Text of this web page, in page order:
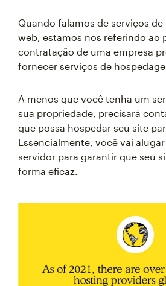
Quando falamos de serviços
web, estamos nos referindo ao
contratação de uma empresa
fornecer serviços de
A menos que você tenha um
sua propriedade, precisará
que possa hospedar seu site
Essencialmente, você vai
servidor para garantir que seu
forma eficaz.